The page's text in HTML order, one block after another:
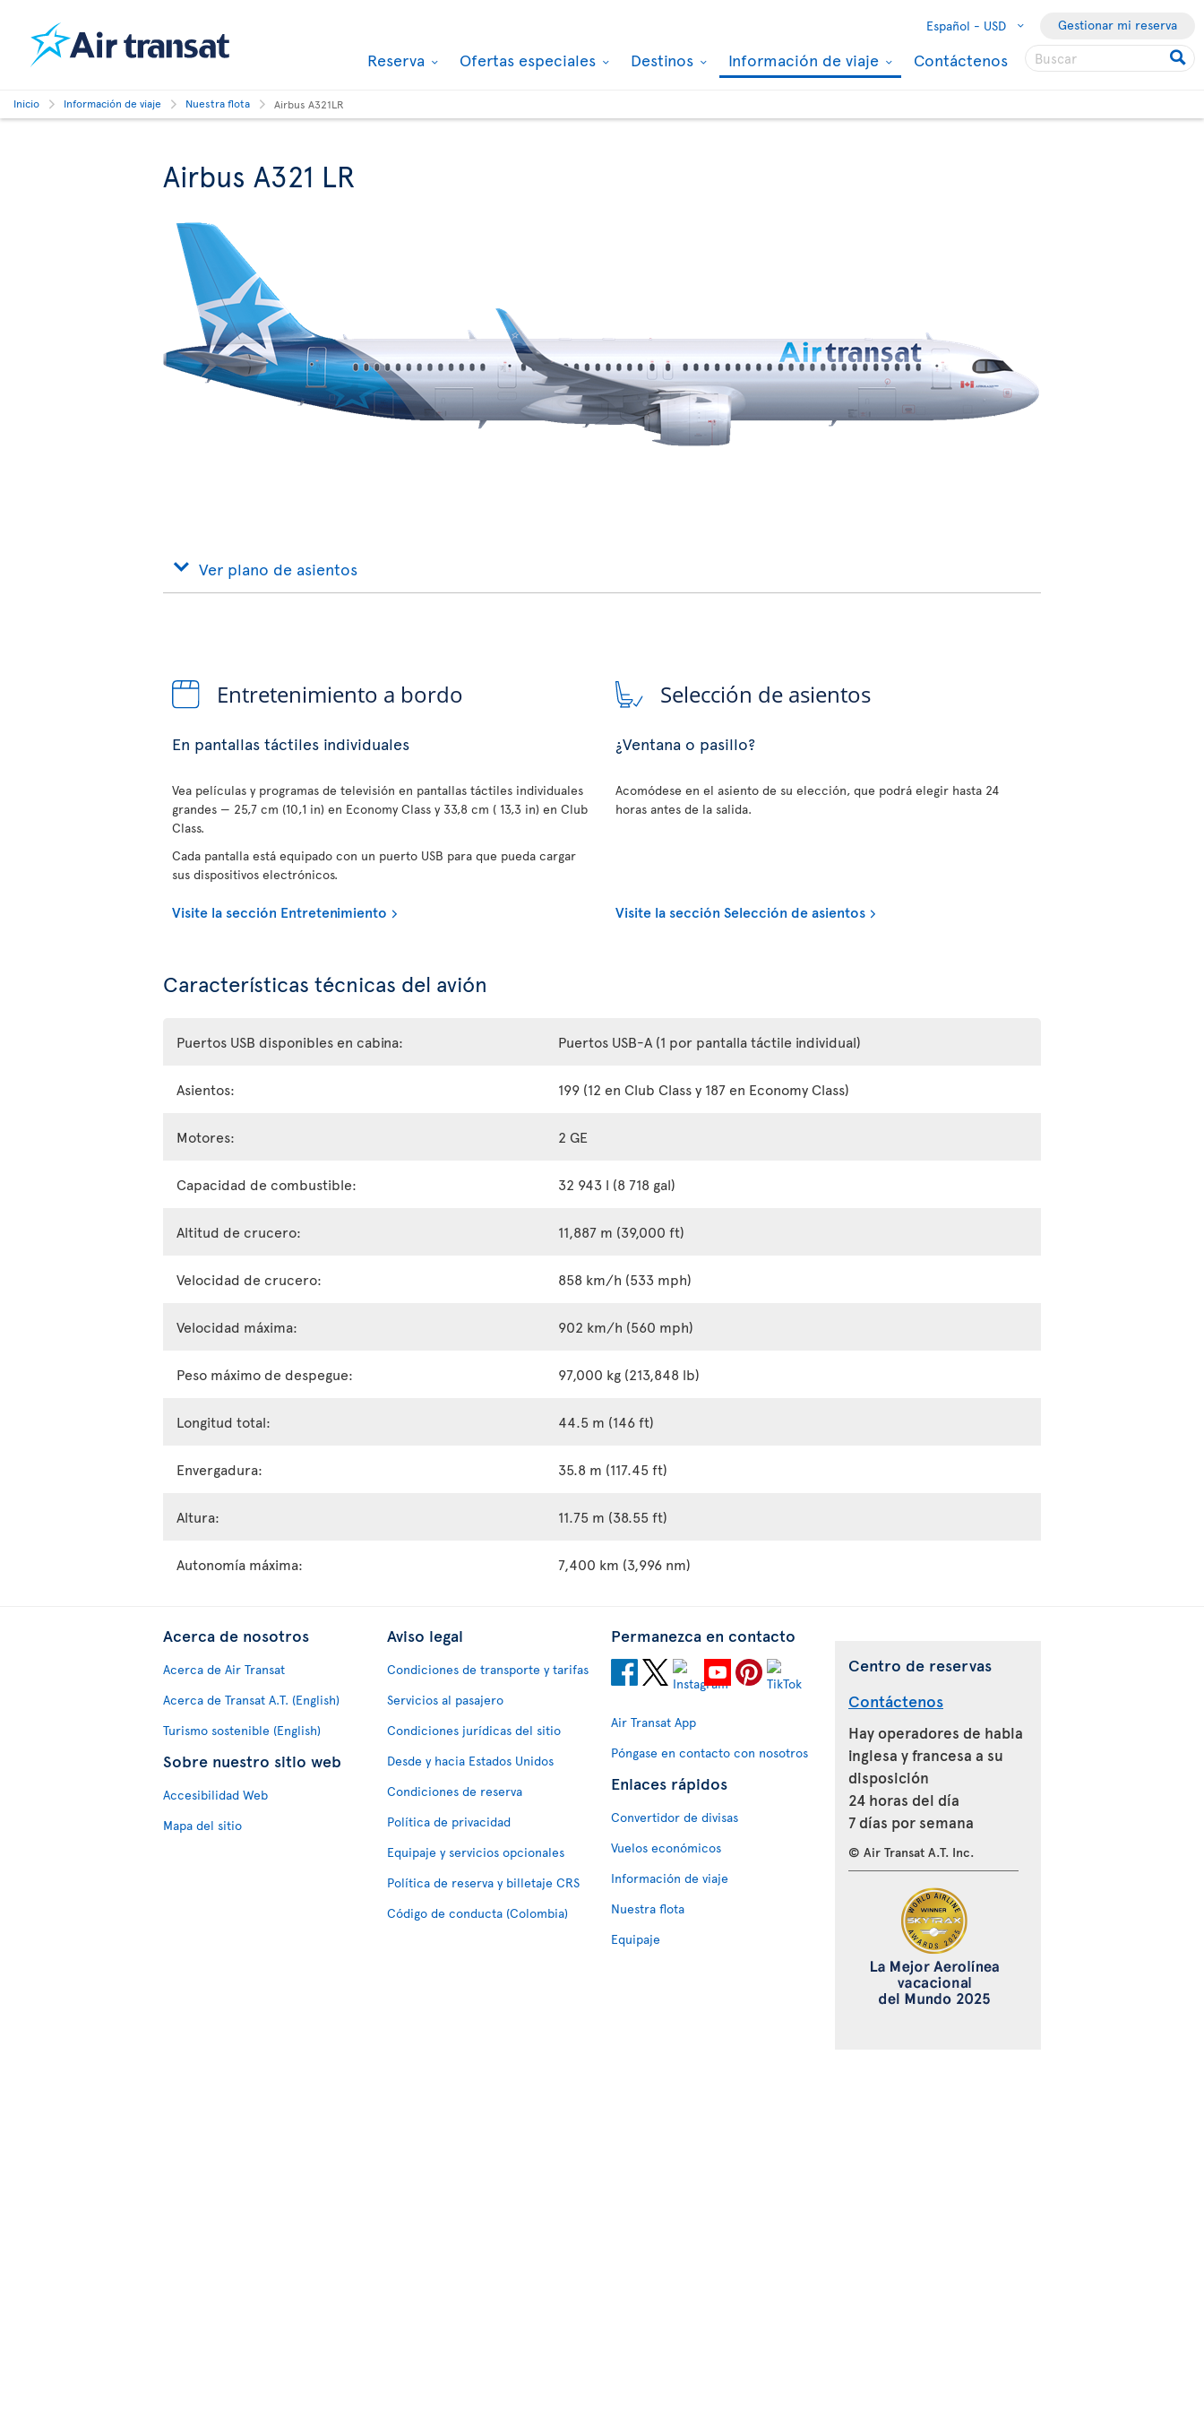
Español - USD Gestionar mi reserva
Reserva Ofertas especiales Destinos Información de viaje Contáctenos
Inicio Información de viaje Nuestra flota Airbus A321LR
Airbus A321 LR
Ver plano de asientos
Entretenimiento a bordo
En pantallas táctiles individuales
Vea películas y programas de televisión en pantallas táctiles individuales
grandes — 25,7 cm (10,1 in) en Economy Class y 33,8 cm ( 13,3 in) en Club
Class.
Cada pantalla está equipado con un puerto USB para que pueda cargar
sus dispositivos electrónicos.
Visite la sección Entretenimiento
Selección de asientos
¿Ventana o pasillo?
Acomódese en el asiento de su elección, que podrá elegir hasta 24
horas antes de la salida.
Visite la sección Selección de asientos
Características técnicas del avión
Puertos USB disponibles en cabina: Puertos USB-A (1 por pantalla táctile individual)
Asientos: 199 (12 en Club Class y 187 en Economy Class)
Motores: 2 GE
Capacidad de combustible: 32 943 l (8 718 gal)
Altitud de crucero: 11,887 m (39,000 ft)
Velocidad de crucero: 858 km/h (533 mph)
Velocidad máxima: 902 km/h (560 mph)
Peso máximo de despegue: 97,000 kg (213,848 lb)
Longitud total: 44.5 m (146 ft)
Envergadura: 35.8 m (117.45 ft)
Altura: 11.75 m (38.55 ft)
Autonomía máxima: 7,400 km (3,996 nm)
Acerca de nosotros
Acerca de Air Transat
Acerca de Transat A.T. (English)
Turismo sostenible (English)
Sobre nuestro sitio web
Accesibilidad Web
Mapa del sitio
Aviso legal
Condiciones de transporte y tarifas
Servicios al pasajero
Condiciones jurídicas del sitio
Desde y hacia Estados Unidos
Condiciones de reserva
Política de privacidad
Equipaje y servicios opcionales
Política de reserva y billetaje CRS
Código de conducta (Colombia)
Permanezca en contacto
Air Transat App
Póngase en contacto con nosotros
Enlaces rápidos
Convertidor de divisas
Vuelos económicos
Información de viaje
Nuestra flota
Equipaje
Centro de reservas
Contáctenos
Hay operadores de habla
inglesa y francesa a su
disposición
24 horas del día
7 días por semana
© Air Transat A.T. Inc.